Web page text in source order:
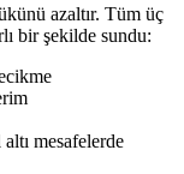
azaltır. Tüm üç
bir şekilde sundu:
mesafelerde